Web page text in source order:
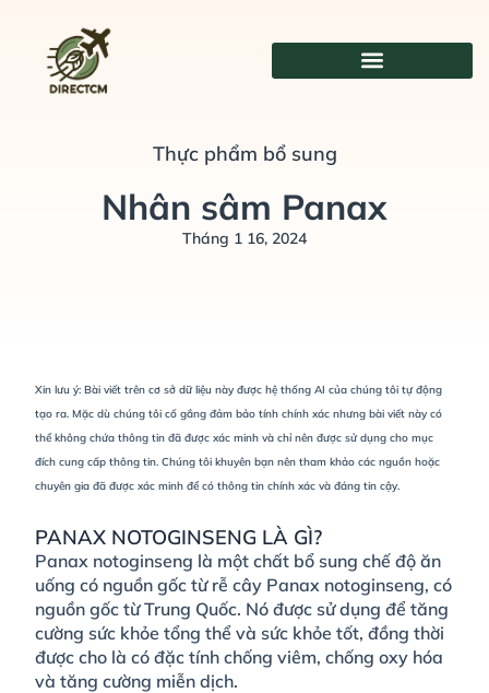
Thực phẩm bổ sung
Nhân sâm Panax
Tháng 1 16, 2024
Xin lưu ý: Bài viết trên cơ sở dữ liệu này được hệ thống AI của chúng tôi tự động
tạo ra. Mặc dù chúng tôi cố gắng đảm bảo tính chính xác nhưng bài viết này có
thể không chứa thông tin đã được xác minh và chỉ nên được sử dụng cho mục
đích cung cấp thông tin. Chúng tôi khuyên bạn nên tham khảo các nguồn hoặc
chuyên gia đã được xác minh để có thông tin chính xác và đáng tin cậy.
PANAX NOTOGINSENG LÀ GÌ?
Panax notoginseng là một chất bổ sung chế độ ăn
uống có nguồn gốc từ rễ cây Panax notoginseng, có
nguồn gốc từ Trung Quốc. Nó được sử dụng để tăng
cường sức khỏe tổng thể và sức khỏe tốt, đồng thời
được cho là có đặc tính chống viêm, chống oxy hóa
và tăng cường miễn dịch.